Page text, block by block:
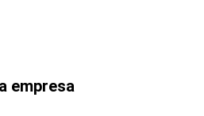
empresa